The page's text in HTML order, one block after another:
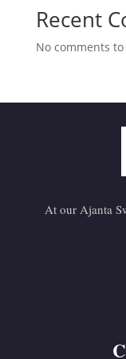
Recent
No comments to
At our Ajanta